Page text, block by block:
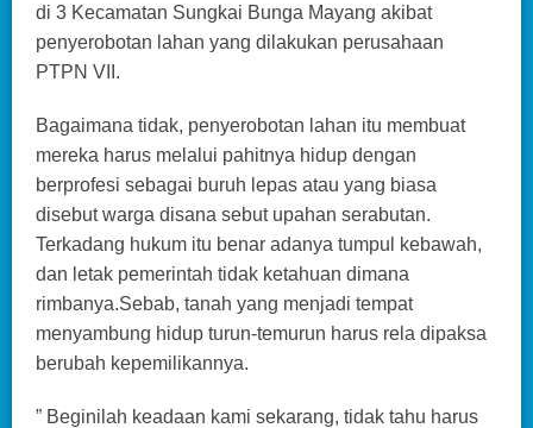
di 3 Kecamatan Sungkai Bunga Mayang akibat
penyerobotan lahan yang dilakukan perusahaan
PTPN VII.
Bagaimana tidak, penyerobotan lahan itu membuat
mereka harus melalui pahitnya hidup dengan
berprofesi sebagai buruh lepas atau yang biasa
disebut warga disana sebut upahan serabutan.
Terkadang hukum itu benar adanya tumpul kebawah,
dan letak pemerintah tidak ketahuan dimana
rimbanya.Sebab, tanah yang menjadi tempat
menyambung hidup turun-temurun harus rela dipaksa
berubah kepemilikannya.
” Beginilah keadaan kami sekarang, tidak tahu harus